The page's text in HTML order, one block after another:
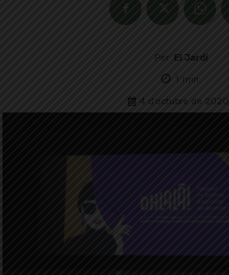
Per El Jardí
1 min.
4 d'octubre de 2020